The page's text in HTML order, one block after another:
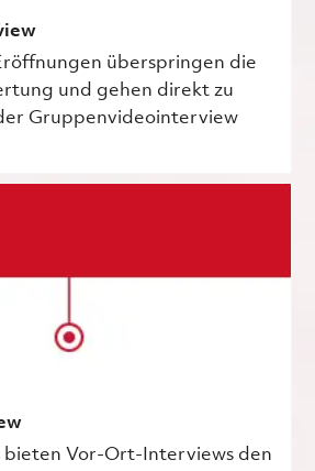
überspringen die
und gehen direkt zu
Gruppenvideointerview
bieten Vor-Ort-Interviews den